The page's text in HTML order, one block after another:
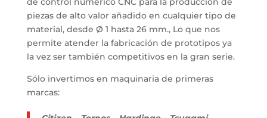
piezas de alto valor añadido en cualquier tipo de
material, desde Ø 1 hasta 26 mm., Lo que nos
permite atender la fabricación de prototipos ya
la vez ser también competitivos en la gran serie.
Sólo invertimos en maquinaria de primeras
marcas: